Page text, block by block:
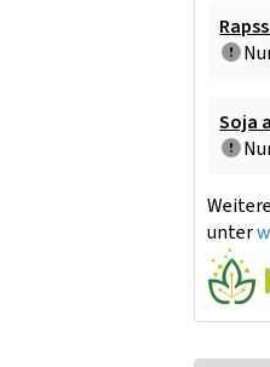
Soja
unter